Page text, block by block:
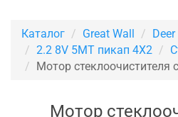
Каталог Great Wall
Deer
2.2 8V 5MT пикап 4X2
Мотор стеклоочистителя
Мотор